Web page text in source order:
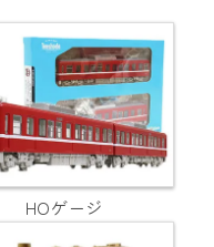
HOゲージ